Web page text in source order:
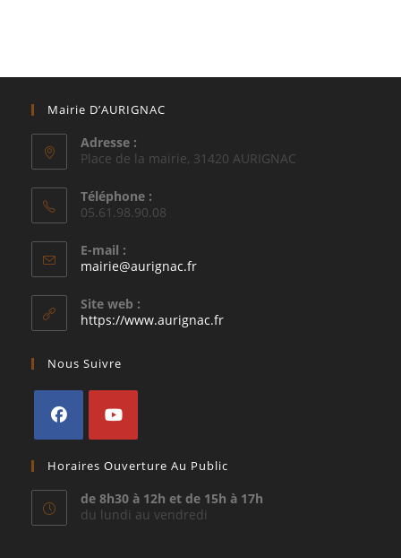
Mairie D’AURIGNAC
Adresse :
Place de la mairie, 31420 AURIGNAC
Téléphone :
05.61.98.90.08
E-mail :
mairie@aurignac.frS’ouvre
application
Site web :
https://www.aurignac.fr
Nous Suivre
dans
un
nouvel
dans
un
nouvel
Horaires Ouverture Au Public
de 8h30 à 12h et de 15h à 17h
du lundi au vendredi